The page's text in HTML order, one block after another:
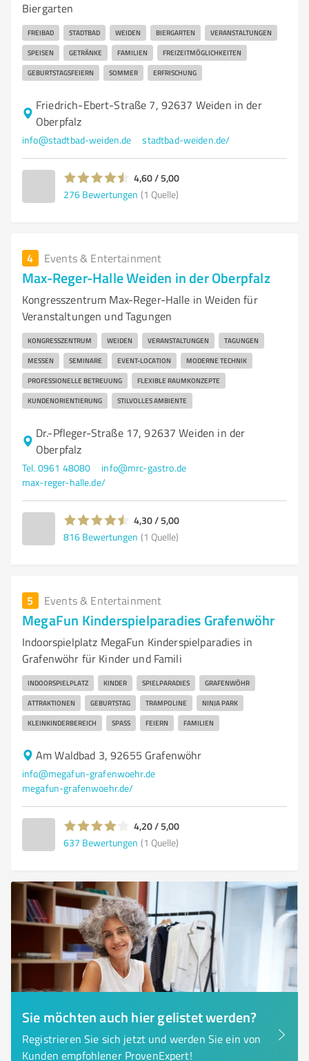
Biergarten
FREIBAD STADTBAD WEIDEN BIERGARTEN VERANSTALTUNGEN
SPEISEN GETRÄNKE FAMILIEN FREIZEITMÖGLICHKEITEN
GEBURTSTAGSFEIERN SOMMER ERFRISCHUNG
Friedrich-Ebert-Straße 7, 92637 Weiden in der
Oberpfalz
info@stadtbad-weiden.de stadtbad-weiden.de/
4,60 / 5,00
276 Bewertungen (1 Quelle)
4 Events & Entertainment
Max-Reger-Halle Weiden in der Oberpfalz
Kongresszentrum Max-Reger-Halle in Weiden für
Veranstaltungen und Tagungen
KONGRESSZENTRUM WEIDEN VERANSTALTUNGEN TAGUNGEN
MESSEN SEMINARE EVENT-LOCATION MODERNE TECHNIK
PROFESSIONELLE BETREUUNG FLEXIBLE RAUMKONZEPTE
KUNDENORIENTIERUNG STILVOLLES AMBIENTE
Dr.-Pfleger-Straße 17, 92637 Weiden in der
Oberpfalz
Tel. 0961 48080
info@mrc-gastro.de
max-reger-halle.de/
4,30 / 5,00
816 Bewertungen (1 Quelle)
5 Events & Entertainment
MegaFun Kinderspielparadies Grafenwöhr
Indoorspielplatz MegaFun Kinderspielparadies in
Grafenwöhr für Kinder und Famili
INDOORSPIELPLATZ KINDER SPIELPARADIES GRAFENWÖHR
ATTRAKTIONEN GEBURTSTAG TRAMPOLINE NINJA PARK
KLEINKINDERBEREICH SPASS FEIERN FAMILIEN
Am Waldbad 3, 92655 Grafenwöhr
info@megafun-grafenwoehr.de
megafun-grafenwoehr.de/
4,20 / 5,00
637 Bewertungen (1 Quelle)
Sie möchten auch hier gelistet werden?
Registrieren Sie sich jetzt und werden Sie ein von
Kunden empfohlener ProvenExpert!